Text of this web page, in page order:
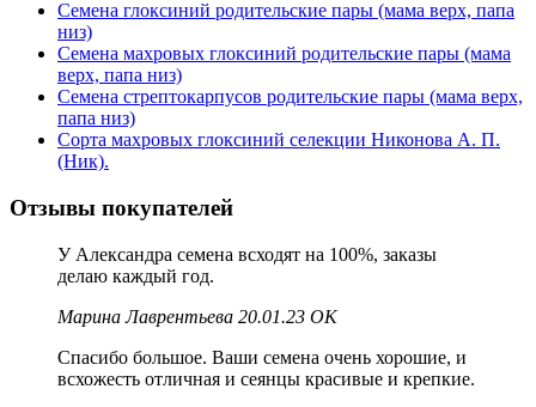
Семена глоксиний родительские пары (мама верх, папа
низ)
Семена махровых глоксиний родительские пары (мама
верх, папа низ)
Семена стрептокарпусов родительские пары (мама верх,
папа низ)
Сорта махровых глоксиний селекции Никонова А. П.
(Ник).
Отзывы покупателей
У Александра семена всходят на 100%, заказы
делаю каждый год.
Марина Лаврентьева 20.01.23 ОК
Спасибо большое. Ваши семена очень хорошие, и
всхожесть отличная и сеянцы красивые и крепкие.